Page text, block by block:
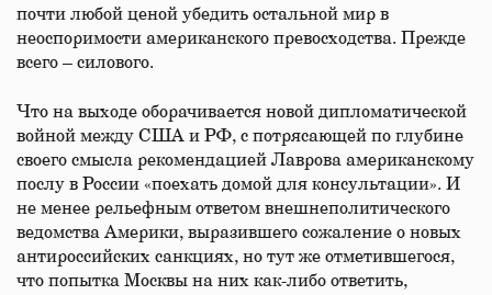
почти любой ценой убедить остальной мир в
неоспоримости американского превосходства. Прежде
всего – силового.
Что на выходе оборачивается новой дипломатической
войной между США и РФ, с потрясающей по глубине
своего смысла рекомендацией Лаврова американскому
послу в России «поехать домой для консультации». И
не менее рельефным ответом внешнеполитического
ведомства Америки, выразившего сожаление о новых
антироссийских санкциях, но тут же отметившегося,
что попытка Москвы на них как-либо ответить,